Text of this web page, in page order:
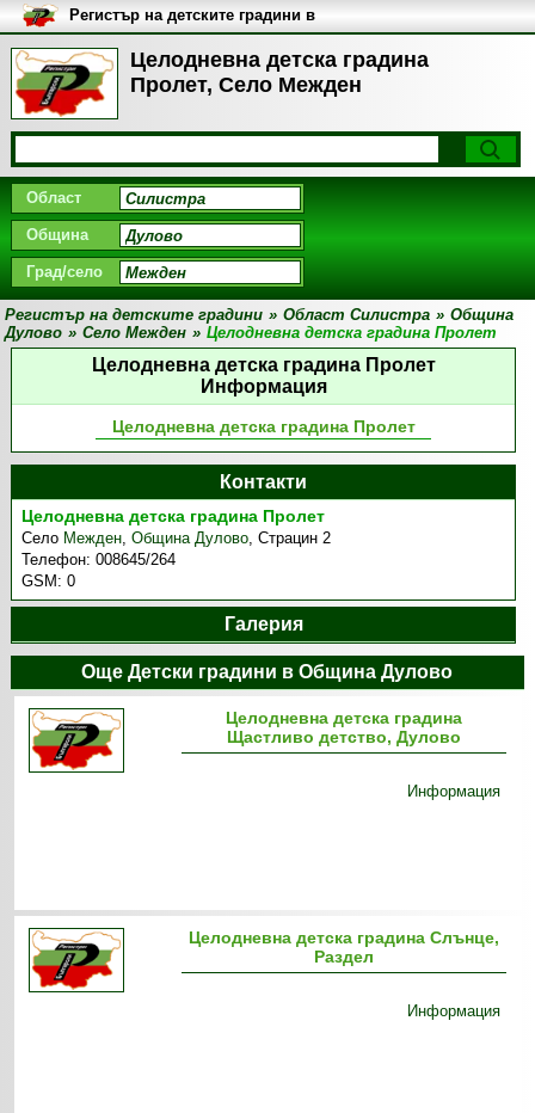
Целодневна детска градина
Пролет, Село Межден
Регистър на детските градини в
България
Област
Община
Град/село
Регистър на детските градини » Област Силистра » Община
Дулово » Село Межден » Целодневна детска градина Пролет
Целодневна детска градина Пролет
Информация
Целодневна детска градина Пролет
Контакти
Целодневна детска градина Пролет
Село Межден,Община Дулово,Страцин 2
Телефон:008645/264
GSM:0
Галерия
Още Детски градини в Община Дулово
Целодневна детска градина
Щастливо детство, Дулово
Информация
Целодневна детска градина Слънце,
Раздел
Информация